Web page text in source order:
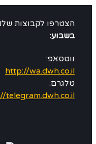
הצטרפו לקבוצות שלנו
בשבוע:
ווטסאפ:
http://wa.dwh.co.il
טלגרם:
telegram.dwh.co.il